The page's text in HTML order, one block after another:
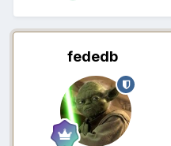
fededb